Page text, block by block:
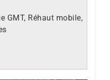
GMT, Réhaut mobile,